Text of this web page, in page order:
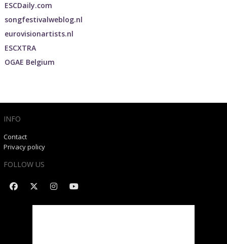
ESCDaily.com
songfestivalweblog.nl
eurovisionartists.nl
ESCXTRA
OGAE Belgium
INFO
Contact
Privacy policy
FOLLOW US